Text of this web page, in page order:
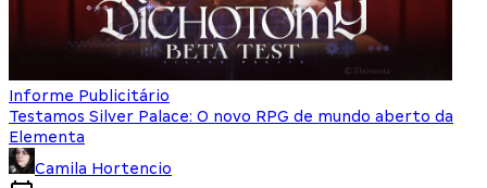
Informe Publicitário
Testamos Silver Palace: O novo RPG de mundo aberto da
Elementa
Camila Hortencio